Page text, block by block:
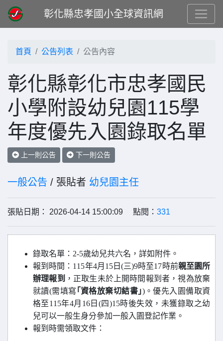
彰化縣忠孝國小全球資訊網
首頁 公告列表 公告內容
彰化縣彰化市忠孝國民
小學附設幼兒園115學
年度優先入園錄取名單
上一則公告 下一則公告
一般公告 / 張貼者 幼兒園主任
張貼日期： 2026-04-14 15:00:09 點閱： 331
錄取名單：2-5歲幼兒共六名，詳如附件。
報到時間：115年4月15日(三)9時至17時前親至園所
辦理報到 ，正取生未於上開時間報到者，視為放棄
就讀(需填寫 ｢資格放棄切結書｣)。優先入園備取資
格至115年4月16日(四)15時後失效，未獲錄取之幼
兒可以一般生身分參加一般入園登記作業。
報到時需領取文件：